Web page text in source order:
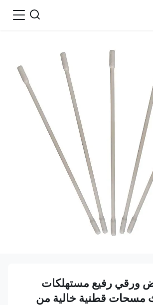
ورقي رفيع مستهلكات
مسحات قطنية خالية من